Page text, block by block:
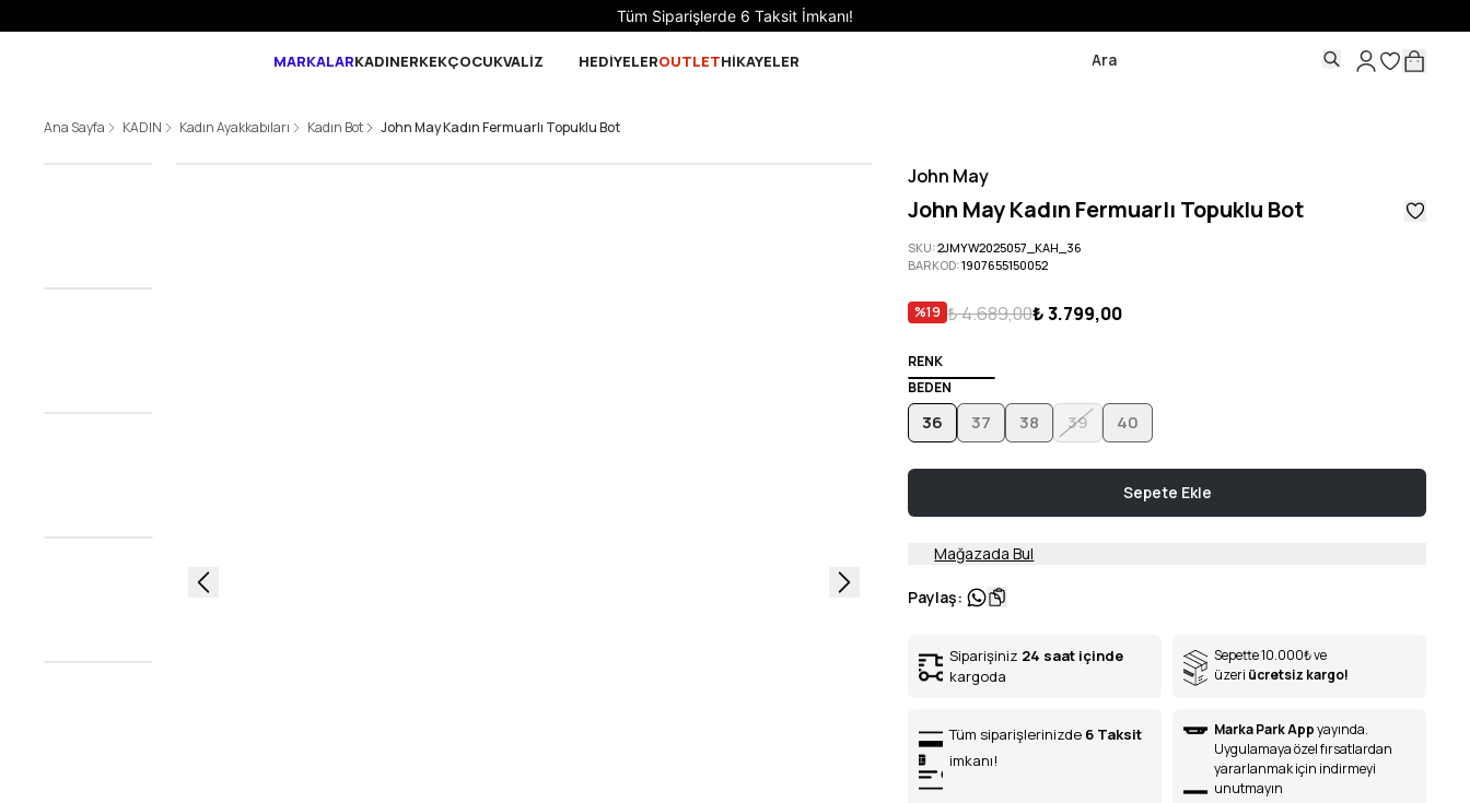
Sepette 10.000 ₺ ve üzeri Ücretsiz Kargo!
MARKALARKADINERKEKÇOCUKVALİZ HEDİYELEROUTLETHİKAYELER
Ana Sayfa KADIN Kadın Ayakkabıları Kadın Bot John May Kadın Fermuarlı Topuklu Bot
John May
John May Kadın Fermuarlı Topuklu Bot
SKU:2JMYW2025057_KAH_36
BARKOD:1907655150052
%19 ₺ 4.689,00₺ 3.799,00
RENK
BEDEN
36 37 38 39 40
Sepete Ekle
Mağazada Bul
Paylaş:
Siparişiniz 24 saat içinde
kargoda
Sepette 10.000₺ve
üzeri ücretsiz kargo!
Tüm siparişlerinizde 6 Taksit
imkanı!
Marka Park Appyayında.
Uygulamaya özel fırsatlardan
yararlanmak için indirmeyi
unutmayın